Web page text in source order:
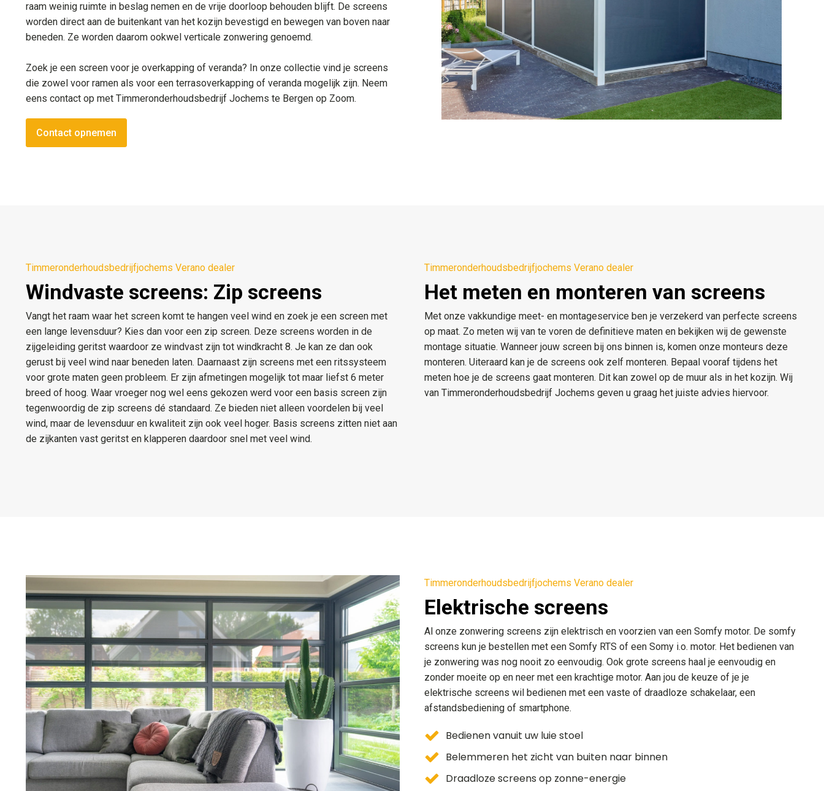
raam weinig ruimte in beslag nemen en de vrije doorloop behouden blijft. De screens
worden direct aan de buitenkant van het kozijn bevestigd en bewegen van boven naar
beneden. Ze worden daarom ookwel verticale zonwering genoemd.
Zoek je een screen voor je overkapping of veranda? In onze collectie vind je screens
die zowel voor ramen als voor een terrasoverkapping of veranda mogelijk zijn. Neem
eens contact op met Timmeronderhoudsbedrijf Jochems te Bergen op Zoom.
Contact opnemen
Timmeronderhoudsbedrijfjochems Verano dealer
Windvaste screens: Zip screens
Vangt het raam waar het screen komt te hangen veel wind en zoek je een screen met
een lange levensduur? Kies dan voor een zip screen. Deze screens worden in de
zijgeleiding geritst waardoor ze windvast zijn tot windkracht 8. Je kan ze dan ook
gerust bij veel wind naar beneden laten. Daarnaast zijn screens met een ritssysteem
voor grote maten geen probleem. Er zijn afmetingen mogelijk tot maar liefst 6 meter
breed of hoog. Waar vroeger nog wel eens gekozen werd voor een basis screen zijn
tegenwoordig de zip screens dé standaard. Ze bieden niet alleen voordelen bij veel
wind, maar de levensduur en kwaliteit zijn ook veel hoger. Basis screens zitten niet aan
de zijkanten vast geritst en klapperen daardoor snel met veel wind.
Timmeronderhoudsbedrijfjochems Verano dealer
Het meten en monteren van screens
Met onze vakkundige meet- en montageservice ben je verzekerd van perfecte screens
op maat. Zo meten wij van te voren de definitieve maten en bekijken wij de gewenste
montage situatie. Wanneer jouw screen bij ons binnen is, komen onze monteurs deze
monteren. Uiteraard kan je de screens ook zelf monteren. Bepaal vooraf tijdens het
meten hoe je de screens gaat monteren. Dit kan zowel op de muur als in het kozijn. Wij
van Timmeronderhoudsbedrijf Jochems geven u graag het juiste advies hiervoor.
Timmeronderhoudsbedrijfjochems Verano dealer
Elektrische screens
Al onze zonwering screens zijn elektrisch en voorzien van een Somfy motor. De somfy
screens kun je bestellen met een Somfy RTS of een Somy i.o. motor. Het bedienen van
je zonwering was nog nooit zo eenvoudig. Ook grote screens haal je eenvoudig en
zonder moeite op en neer met een krachtige motor. Aan jou de keuze of je je
elektrische screens wil bedienen met een vaste of draadloze schakelaar, een
afstandsbediening of smartphone.
Bedienen vanuit uw luie stoel
Belemmeren het zicht van buiten naar binnen
Draadloze screens op zonne-energie